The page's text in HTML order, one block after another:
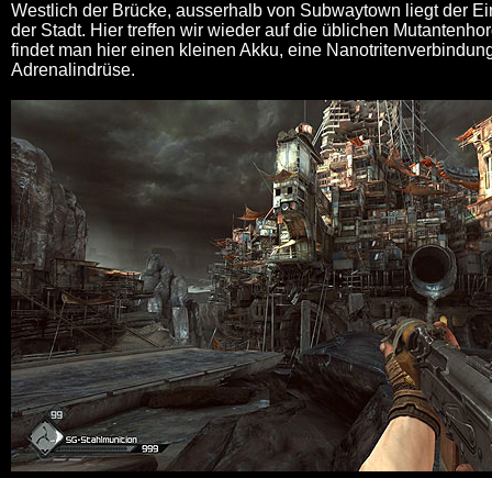
Westlich der Brücke, ausserhalb von Subwaytown liegt der
der Stadt. Hier treffen wir wieder auf die üblichen
findet man hier einen kleinen Akku, eine
Adrenalindrüse.